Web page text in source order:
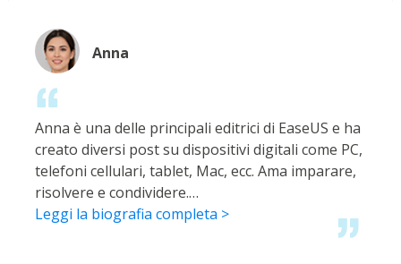
Anna
Anna è una delle principali editrici di EaseUS e ha
creato diversi post su dispositivi digitali come PC,
telefoni cellulari, tablet, Mac, ecc. Ama imparare,
risolvere e condividere.…
Leggi la biografia completa >